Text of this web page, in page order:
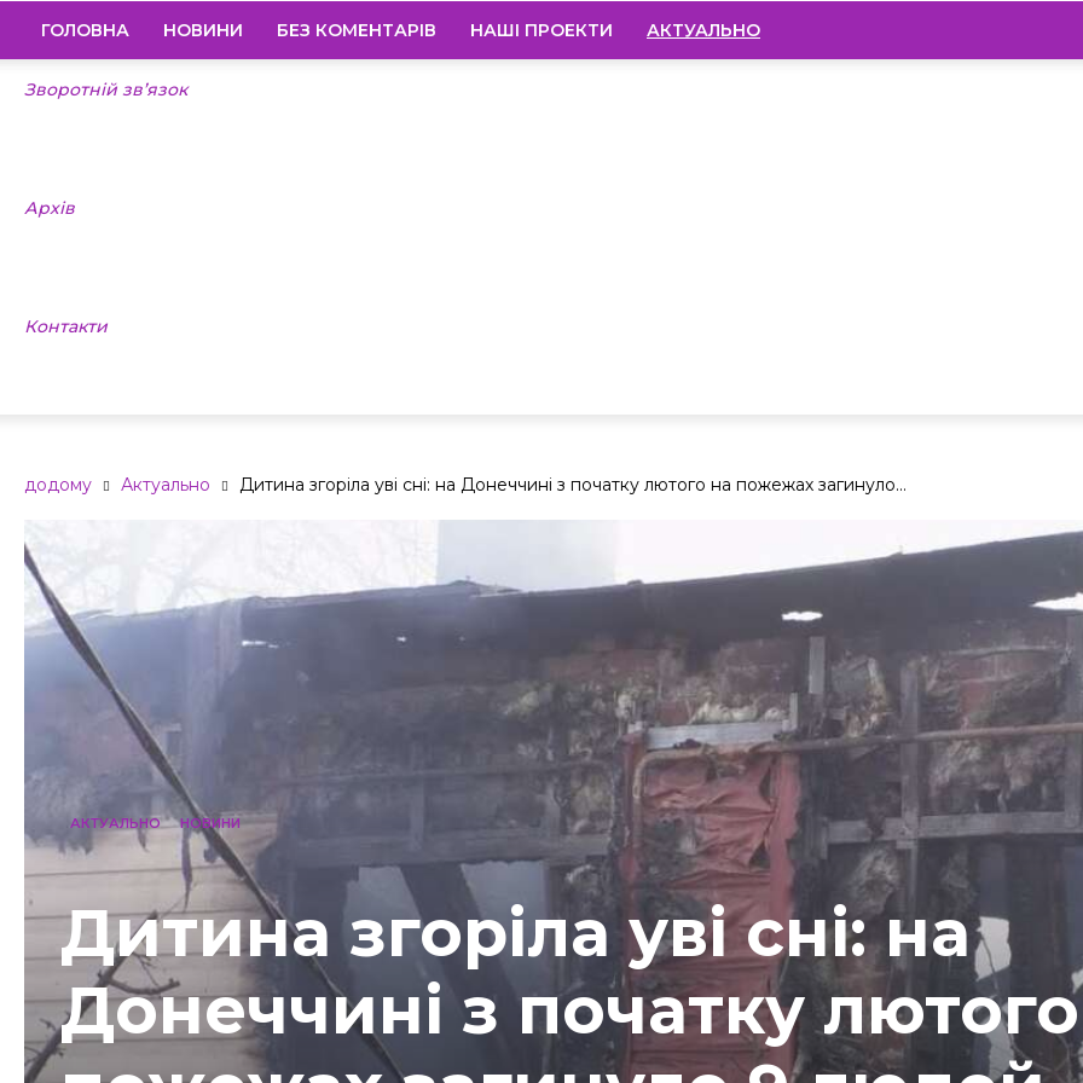
ГОЛОВНА НОВИНИ БЕЗ КОМЕНТАРІВ НАШІ ПРОЕКТИ АКТУАЛЬНО
Зворотній зв’язок
Архів
Контакти
додому Актуально Дитина згоріла уві сні: на Донеччині з початку лютого на пожежах загинуло...
АКТУАЛЬНО НОВИНИ
Дитина згоріла уві сні: на
Донеччині з початку